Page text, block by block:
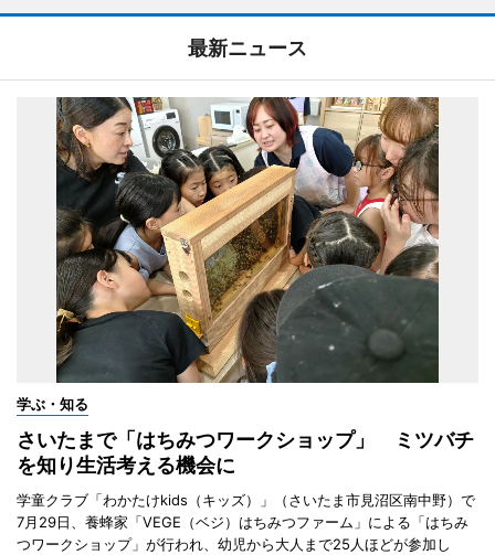
最新ニュース
学ぶ・知る
さいたまで「はちみつワークショップ」 ミツバチ
を知り生活考える機会に
学童クラブ「わかたけkids（キッズ）」（さいたま市見沼区南中野）で
7月29日、養蜂家「VEGE（ベジ）はちみつファーム」による「はちみ
つワークショップ」が行われ、幼児から大人まで25人ほどが参加し